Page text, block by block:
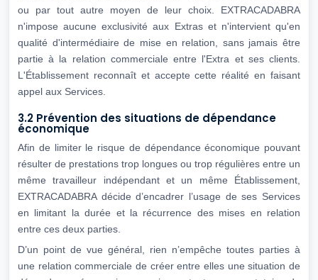
ou par tout autre moyen de leur choix. EXTRACADABRA
n'impose aucune exclusivité aux Extras et n'intervient qu'en
qualité d'intermédiaire de mise en relation, sans jamais être
partie à la relation commerciale entre l'Extra et ses clients.
L'Établissement reconnaît et accepte cette réalité en faisant
appel aux Services.
3.2 Prévention des situations de dépendance
économique
Afin de limiter le risque de dépendance économique pouvant
résulter de prestations trop longues ou trop régulières entre un
même travailleur indépendant et un même Établissement,
EXTRACADABRA décide d’encadrer l’usage de ses Services
en limitant la durée et la récurrence des mises en relation
entre ces deux parties.
D’un point de vue général, rien n’empêche toutes parties à
une relation commerciale de créer entre elles une situation de